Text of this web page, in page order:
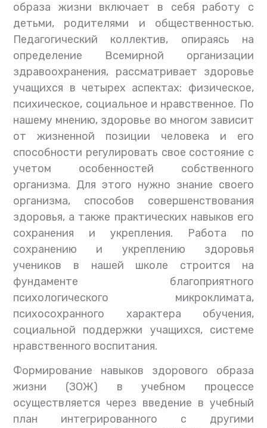
образа жизни включает в себя работу с
детьми, родителями и общественностью.
Педагогический коллектив, опираясь на
определение Всемирной организации
здравоохранения, рассматривает здоровье
учащихся в четырех аспектах: физическое,
психическое, социальное и нравственное. По
нашему мнению, здоровье во многом зависит
от жизненной позиции человека и его
способности регулировать свое состояние с
учетом особенностей собственного
организма. Для этого нужно знание своего
организма, способов совершенствования
здоровья, а также практических навыков его
сохранения и укрепления. Работа по
сохранению и укреплению здоровья
учеников в нашей школе строится на
фундаменте благоприятного
психологического микроклимата,
психосохранного характера обучения,
социальной поддержки учащихся, системе
нравственного воспитания.
Формирование навыков здорового образа
жизни (ЗОЖ) в учебном процессе
осуществляется через введение в учебный
план интегрированного с другими